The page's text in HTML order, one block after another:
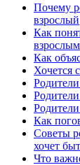
Почему
взрослый
Как
взрослым
Как
Хочется
Как
Советы
хочет
Что